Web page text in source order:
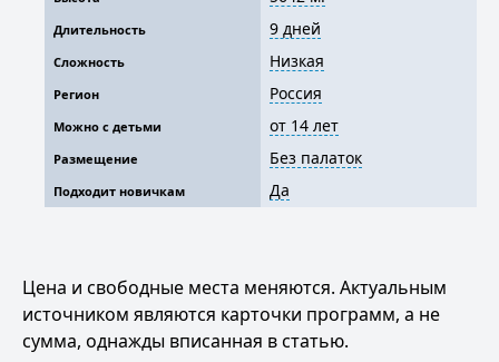
Длительность 9 дней
Сложность Низкая
Регион Россия
Можно с детьми от 14 лет
Размещение Без палаток
Подходит новичкам Да
Цена и свободные места меняются. Актуальным
источником являются карточки программ, а не
сумма, однажды вписанная в статью.